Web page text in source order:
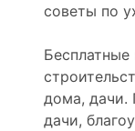
советы по
Бесплатные
дома, дачи.
дачи,